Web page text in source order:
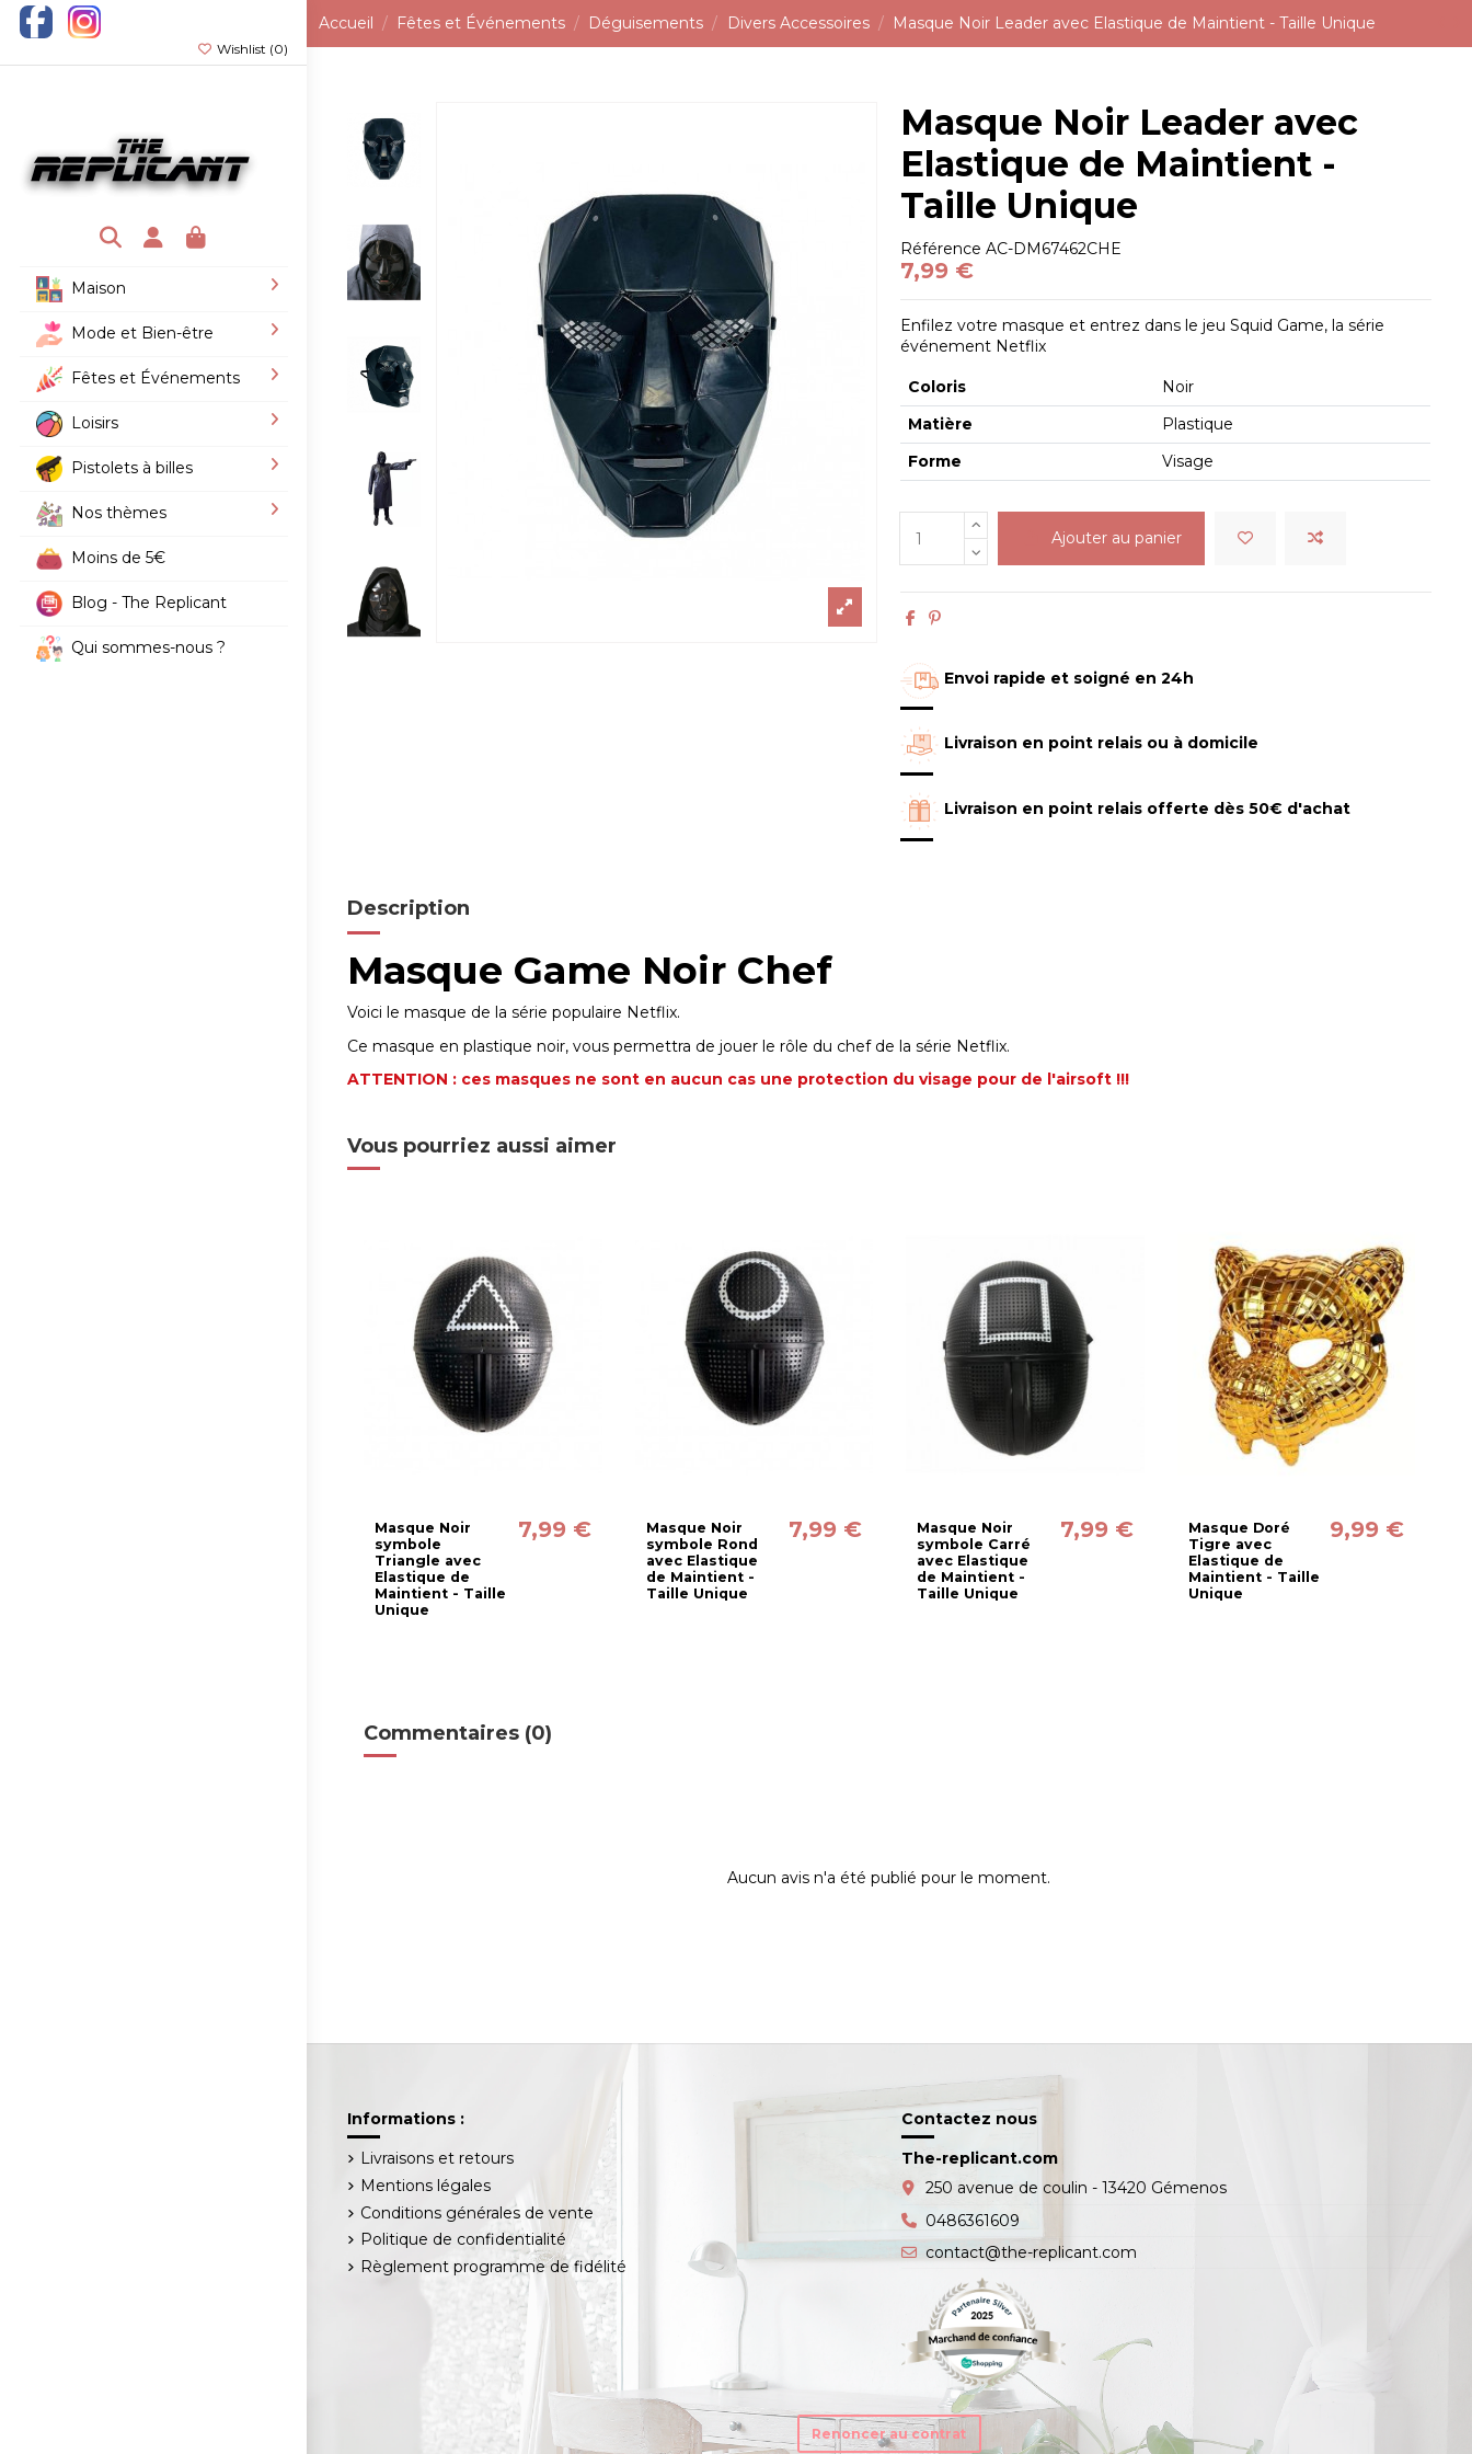
Wishlist (0)
Maison
Mode et Bien-être
Fêtes et Événements
Loisirs
Pistolets à billes
Nos thèmes
Moins de 5€
Blog - The Replicant
Qui sommes-nous ?
Accueil Fêtes et Événements Déguisements Divers Accessoires Masque Noir Leader avec Elastique de Maintient - Taille Unique
Masque Noir Leader avec
Elastique de Maintient -
Taille Unique
Référence AC-DM67462CHE
7,99 €
Enfilez votre masque et entrez dans le jeu Squid Game, la série
événement Netflix
Coloris
Noir
Matière
Plastique
Forme
Visage
Ajouter au panier
Envoi rapide et soigné en 24h
Livraison en point relais ou à domicile
Livraison en point relais offerte dès 50€ d'achat
Description
Masque Game Noir Chef
Voici le masque de la série populaire Netflix.
Ce masque en plastique noir, vous permettra de jouer le rôle du chef de la série Netflix.
ATTENTION : ces masques ne sont en aucun cas une protection du visage pour de l'airsoft !!!
Vous pourriez aussi aimer
Masque Noir
symbole
Triangle avec
Elastique de
Maintient - Taille
Unique
7,99 €
Masque Noir
symbole Rond
avec Elastique
de Maintient -
Taille Unique
7,99 €
Masque Noir
symbole Carré
avec Elastique
de Maintient -
Taille Unique
7,99 €
Masque Doré
Tigre avec
Elastique de
Maintient - Taille
Unique
9,99 €
Commentaires (0)
Aucun avis n'a été publié pour le moment.
Informations :
Livraisons et retours
Mentions légales
Conditions générales de vente
Politique de confidentialité
Règlement programme de fidélité
Contactez nous
The-replicant.com
250 avenue de coulin - 13420 Gémenos
0486361609
contact@the-replicant.com
Renoncer au contrat